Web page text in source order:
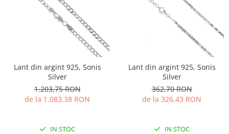
Lant din argint 925, Sonis
Silver
1.203,75 RON
de la 1.083,38 RON
IN STOC
Lant din argint 925, Sonis
Silver
362,70 RON
de la 326,43 RON
IN STOC